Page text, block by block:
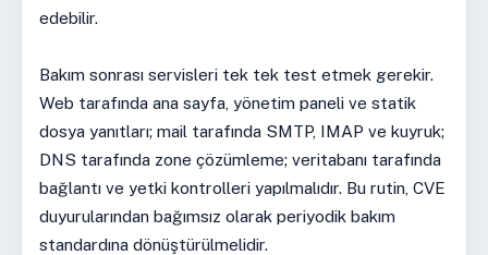
edebilir.
Bakım sonrası servisleri tek tek test etmek gerekir.
Web tarafında ana sayfa, yönetim paneli ve statik
dosya yanıtları; mail tarafında SMTP, IMAP ve kuyruk;
DNS tarafında zone çözümleme; veritabanı tarafında
bağlantı ve yetki kontrolleri yapılmalıdır. Bu rutin, CVE
duyurularından bağımsız olarak periyodik bakım
standardına dönüştürülmelidir.